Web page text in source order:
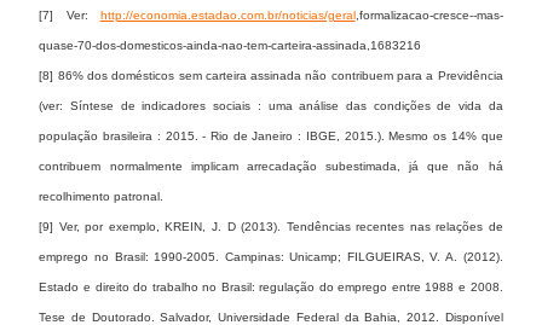
[7] Ver: http://economia.estadao.com.br/noticias/geral,formalizacao-cresce--mas-
quase-70-dos-domesticos-ainda-nao-tem-carteira-assinada,1683216
[8] 86% dos domésticos sem carteira assinada não contribuem para a Previdência
(ver: Síntese de indicadores sociais : uma análise das condições de vida da
população brasileira : 2015. - Rio de Janeiro : IBGE, 2015.). Mesmo os 14% que
contribuem normalmente implicam arrecadação subestimada, já que não há
recolhimento patronal.
[9] Ver, por exemplo, KREIN, J. D (2013). Tendências recentes nas relações de
emprego no Brasil: 1990-2005. Campinas: Unicamp; FILGUEIRAS, V. A. (2012).
Estado e direito do trabalho no Brasil: regulação do emprego entre 1988 e 2008.
Tese de Doutorado. Salvador, Universidade Federal da Bahia, 2012. Disponível